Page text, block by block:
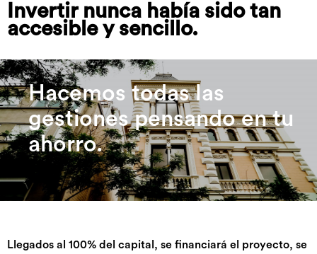
Invertir nunca había sido tan
accesible y sencillo.
Hacemos todas las
gestiones pensando en tu
ahorro.
Llegados al 100% del capital, se financiará el proyecto, se